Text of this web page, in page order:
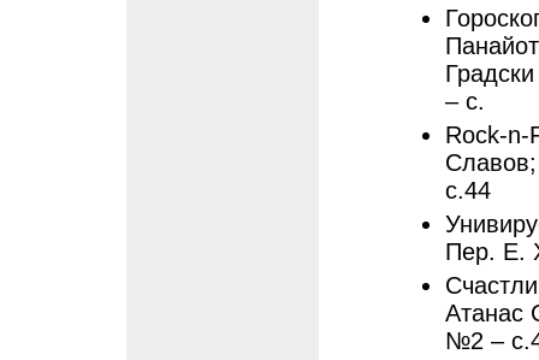
– с.
Rock-n-
с.44
Пер. Е.
Атанас
№2 –